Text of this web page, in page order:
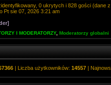
0 ukrytych i 828 gości (dane
Pt sie 07, 2026 3:21 am
I MODERATORZY, Moderatorzy globalni
| Liczba użytkowników: 14557 |